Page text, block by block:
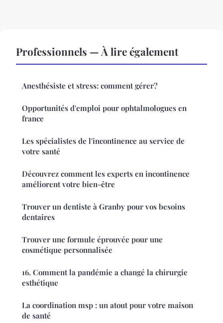
Professionnels — À lire également
Anesthésiste et stress: comment gérer?
Opportunités d'emploi pour ophtalmologues en
france
Les spécialistes de l'incontinence au service de
votre santé
Découvrez comment les experts en incontinence
améliorent votre bien-être
Trouver un dentiste à Granby pour vos besoins
dentaires
Trouver une formule éprouvée pour une
cosmétique personnalisée
16. Comment la pandémie a changé la chirurgie
esthétique
La coordination msp : un atout pour votre maison
de santé